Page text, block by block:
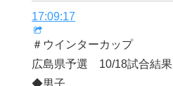
17:09:17
＃ウインターカップ
広島県予選 10/18試合結果